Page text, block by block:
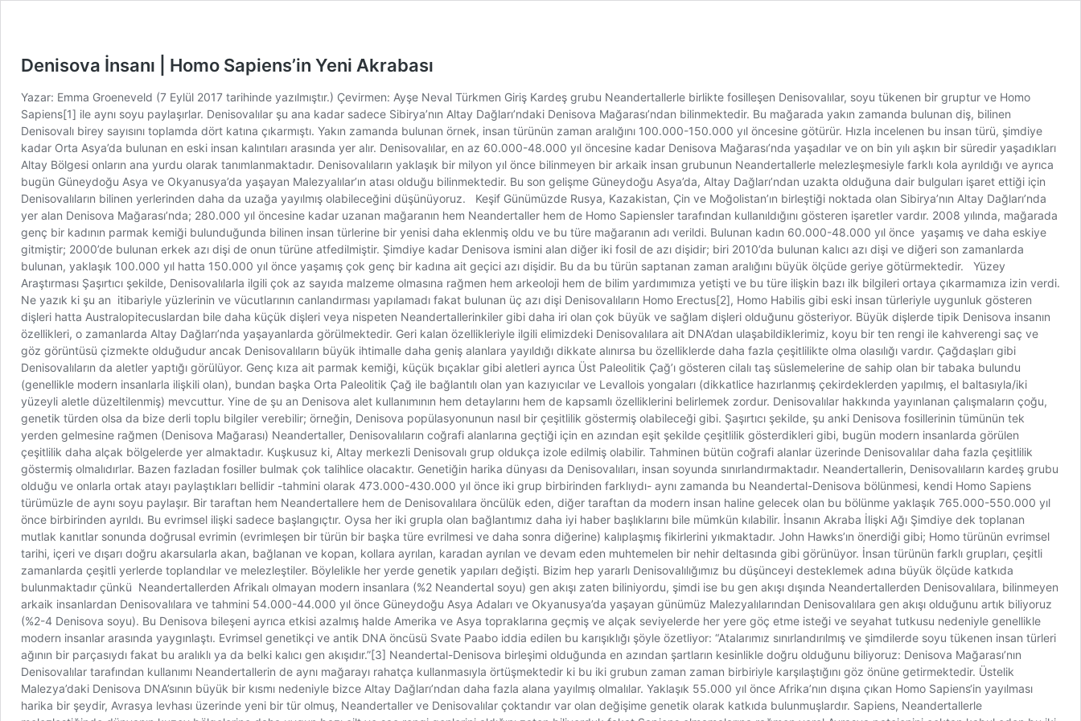
Denisova İnsanı | Homo Sapiens’in Yeni Akrabası
Yazar: Emma Groeneveld (7 Eylül 2017 tarihinde yazılmıştır.) Çevirmen: Ayşe Neval Türkmen Giriş Kardeş grubu Neandertallerle birlikte fosilleşen Denisovalılar, soyu tükenen bir gruptur ve Homo
Sapiens[1] ile aynı soyu paylaşırlar. Denisovalılar şu ana kadar sadece Sibirya’nın Altay Dağları’ndaki Denisova Mağarası’ndan bilinmektedir. Bu mağarada yakın zamanda bulunan diş, bilinen
Denisovalı birey sayısını toplamda dört katına çıkarmıştı. Yakın zamanda bulunan örnek, insan türünün zaman aralığını 100.000-150.000 yıl öncesine götürür. Hızla incelenen bu insan türü, şimdiye
kadar Orta Asya’da bulunan en eski insan kalıntıları arasında yer alır. Denisovalılar, en az 60.000-48.000 yıl öncesine kadar Denisova Mağarası’nda yaşadılar ve on bin yılı aşkın bir süredir yaşadıkları
Altay Bölgesi onların ana yurdu olarak tanımlanmaktadır. Denisovalıların yaklaşık bir milyon yıl önce bilinmeyen bir arkaik insan grubunun Neandertallerle melezleşmesiyle farklı kola ayrıldığı ve ayrıca
bugün Güneydoğu Asya ve Okyanusya’da yaşayan Malezyalılar’ın atası olduğu bilinmektedir. Bu son gelişme Güneydoğu Asya’da, Altay Dağları’ndan uzakta olduğuna dair bulguları işaret ettiği için
Denisovalıların bilinen yerlerinden daha da uzağa yayılmış olabileceğini düşünüyoruz. Keşif Günümüzde Rusya, Kazakistan, Çin ve Moğolistan’ın birleştiği noktada olan Sibirya’nın Altay Dağları’nda
yer alan Denisova Mağarası’nda; 280.000 yıl öncesine kadar uzanan mağaranın hem Neandertaller hem de Homo Sapiensler tarafından kullanıldığını gösteren işaretler vardır. 2008 yılında, mağarada
genç bir kadının parmak kemiği bulunduğunda bilinen insan türlerine bir yenisi daha eklenmiş oldu ve bu türe mağaranın adı verildi. Bulunan kadın 60.000-48.000 yıl önce yaşamış ve daha eskiye
gitmiştir; 2000’de bulunan erkek azı dişi de onun türüne atfedilmiştir. Şimdiye kadar Denisova ismini alan diğer iki fosil de azı dişidir; biri 2010’da bulunan kalıcı azı dişi ve diğeri son zamanlarda
bulunan, yaklaşık 100.000 yıl hatta 150.000 yıl önce yaşamış çok genç bir kadına ait geçici azı dişidir. Bu da bu türün saptanan zaman aralığını büyük ölçüde geriye götürmektedir. Yüzey
Araştırması Şaşırtıcı şekilde, Denisovalılarla ilgili çok az sayıda malzeme olmasına rağmen hem arkeoloji hem de bilim yardımımıza yetişti ve bu türe ilişkin bazı ilk bilgileri ortaya çıkarmamıza izin verdi.
Ne yazık ki şu an itibariyle yüzlerinin ve vücutlarının canlandırması yapılamadı fakat bulunan üç azı dişi Denisovalıların Homo Erectus[2], Homo Habilis gibi eski insan türleriyle uygunluk gösteren
dişleri hatta Australopitecuslardan bile daha küçük dişleri veya nispeten Neandertallerinkiler gibi daha iri olan çok büyük ve sağlam dişleri olduğunu gösteriyor. Büyük dişlerde tipik Denisova insanın
özellikleri, o zamanlarda Altay Dağları’nda yaşayanlarda görülmektedir. Geri kalan özellikleriyle ilgili elimizdeki Denisovalılara ait DNA’dan ulaşabildiklerimiz, koyu bir ten rengi ile kahverengi saç ve
göz görüntüsü çizmekte olduğudur ancak Denisovalıların büyük ihtimalle daha geniş alanlara yayıldığı dikkate alınırsa bu özelliklerde daha fazla çeşitlilikte olma olasılığı vardır. Çağdaşları gibi
Denisovalıların da aletler yaptığı görülüyor. Genç kıza ait parmak kemiği, küçük bıçaklar gibi aletleri ayrıca Üst Paleolitik Çağ’ı gösteren cilalı taş süslemelerine de sahip olan bir tabaka bulundu
(genellikle modern insanlarla ilişkili olan), bundan başka Orta Paleolitik Çağ ile bağlantılı olan yan kazıyıcılar ve Levallois yongaları (dikkatlice hazırlanmış çekirdeklerden yapılmış, el baltasıyla/iki
yüzeyli aletle düzeltilenmiş) mevcuttur. Yine de şu an Denisova alet kullanımının hem detaylarını hem de kapsamlı özelliklerini belirlemek zordur. Denisovalılar hakkında yayınlanan çalışmaların çoğu,
genetik türden olsa da bize derli toplu bilgiler verebilir; örneğin, Denisova popülasyonunun nasıl bir çeşitlilik göstermiş olabileceği gibi. Şaşırtıcı şekilde, şu anki Denisova fosillerinin tümünün tek
yerden gelmesine rağmen (Denisova Mağarası) Neandertaller, Denisovalıların coğrafi alanlarına geçtiği için en azından eşit şekilde çeşitlilik gösterdikleri gibi, bugün modern insanlarda görülen
çeşitlilik daha alçak bölgelerde yer almaktadır. Kuşkusuz ki, Altay merkezli Denisovalı grup oldukça izole edilmiş olabilir. Tahminen bütün coğrafi alanlar üzerinde Denisovalılar daha fazla çeşitlilik
göstermiş olmalıdırlar. Bazen fazladan fosiller bulmak çok talihlice olacaktır. Genetiğin harika dünyası da Denisovalıları, insan soyunda sınırlandırmaktadır. Neandertallerin, Denisovalıların kardeş grubu
olduğu ve onlarla ortak atayı paylaştıkları bellidir -tahmini olarak 473.000-430.000 yıl önce iki grup birbirinden farklıydı- aynı zamanda bu Neandertal-Denisova bölünmesi, kendi Homo Sapiens
türümüzle de aynı soyu paylaşır. Bir taraftan hem Neandertallere hem de Denisovalılara öncülük eden, diğer taraftan da modern insan haline gelecek olan bu bölünme yaklaşık 765.000-550.000 yıl
önce birbirinden ayrıldı. Bu evrimsel ilişki sadece başlangıçtır. Oysa her iki grupla olan bağlantımız daha iyi haber başlıklarını bile mümkün kılabilir. İnsanın Akraba İlişki Ağı Şimdiye dek toplanan
mutlak kanıtlar sonunda doğrusal evrimin (evrimleşen bir türün bir başka türe evrilmesi ve daha sonra diğerine) kalıplaşmış fikirlerini yıkmaktadır. John Hawks’ın önerdiği gibi; Homo türünün evrimsel
tarihi, içeri ve dışarı doğru akarsularla akan, bağlanan ve kopan, kollara ayrılan, karadan ayrılan ve devam eden muhtemelen bir nehir deltasında gibi görünüyor. İnsan türünün farklı grupları, çeşitli
zamanlarda çeşitli yerlerde toplandılar ve melezleştiler. Böylelikle her yerde genetik yapıları değişti. Bizim hep yararlı Denisovalılığımız bu düşünceyi desteklemek adına büyük ölçüde katkıda
bulunmaktadır çünkü Neandertallerden Afrikalı olmayan modern insanlara (%2 Neandertal soyu) gen akışı zaten biliniyordu, şimdi ise bu gen akışı dışında Neandertallerden Denisovalılara, bilinmeyen
arkaik insanlardan Denisovalılara ve tahmini 54.000-44.000 yıl önce Güneydoğu Asya Adaları ve Okyanusya’da yaşayan günümüz Malezyalılarından Denisovalılara gen akışı olduğunu artık biliyoruz
(%2-4 Denisova soyu). Bu Denisova bileşeni ayrıca etkisi azalmış halde Amerika ve Asya topraklarına geçmiş ve alçak seviyelerde her yere göç etme isteği ve seyahat tutkusu nedeniyle genellikle
modern insanlar arasında yaygınlaştı. Evrimsel genetikçi ve antik DNA öncüsü Svate Paabo iddia edilen bu karışıklığı şöyle özetliyor: “Atalarımız sınırlandırılmış ve şimdilerde soyu tükenen insan türleri
ağının bir parçasıydı fakat bu aralıklı ya da belki kalıcı gen akışıdır.”[3] Neandertal-Denisova birleşimi olduğunda en azından şartların kesinlikle doğru olduğunu biliyoruz: Denisova Mağarası’nın
Denisovalılar tarafından kullanımı Neandertallerin de aynı mağarayı rahatça kullanmasıyla örtüşmektedir ki bu iki grubun zaman zaman birbiriyle karşılaştığını göz önüne getirmektedir. Üstelik
Malezya’daki Denisova DNA’sının büyük bir kısmı nedeniyle bizce Altay Dağları’ndan daha fazla alana yayılmış olmalılar. Yaklaşık 55.000 yıl önce Afrika’nın dışına çıkan Homo Sapiens‘in yayılması
harika bir şeydir, Avrasya levhası üzerinde yeni bir tür olmuş, Neandertaller ve Denisovalılar çoktandır var olan değişime genetik olarak katkıda bulunmuşlardır. Sapiens, Neandertallerle